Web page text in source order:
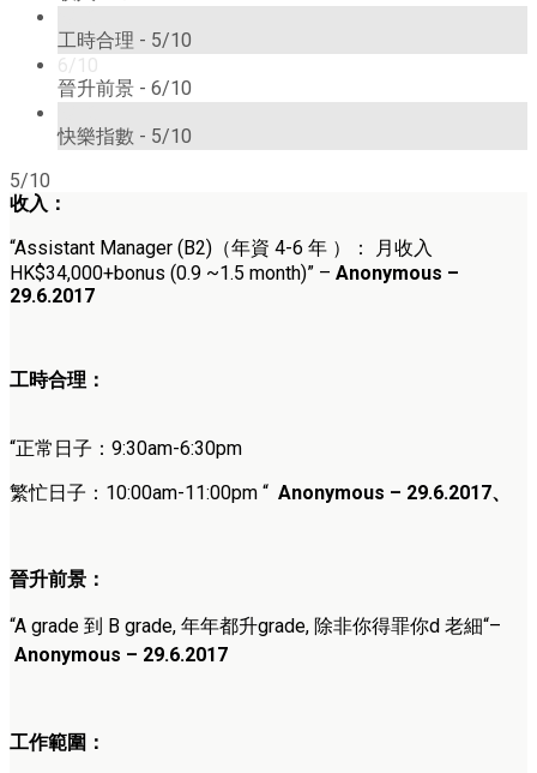
工時合理 - 5/10
6/10
晉升前景 - 6/10
快樂指數 - 5/10
5/10
收入：
“Assistant Manager (B2)（年資 4-6 年 ）： 月收入
HK$34,000+bonus (0.9 ~1.5 month)” – Anonymous –
29.6.2017
工時合理：
“正常日子： 9:30am-6:30pm
繁忙日子： 10:00am-11:00pm “ Anonymous – 29.6.2017、
晉升前景：
“A grade 到 B grade, 年年都升grade, 除非你得罪你d 老細“–
Anonymous – 29.6.2017
工作範圍：